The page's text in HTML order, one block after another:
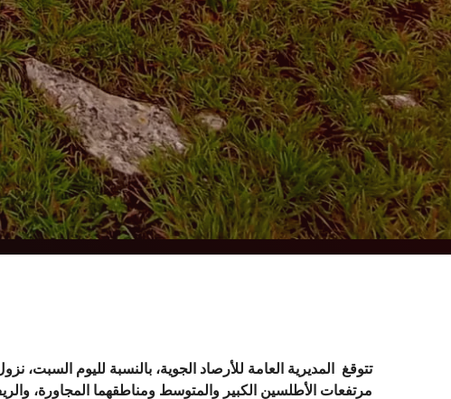
تتوقغ المديرية العامة للأرصاد الجوية، بالنسبة لليوم
مرتفعات الأطلسين الكبير والمتوسط ومناطقهما المجاورة،